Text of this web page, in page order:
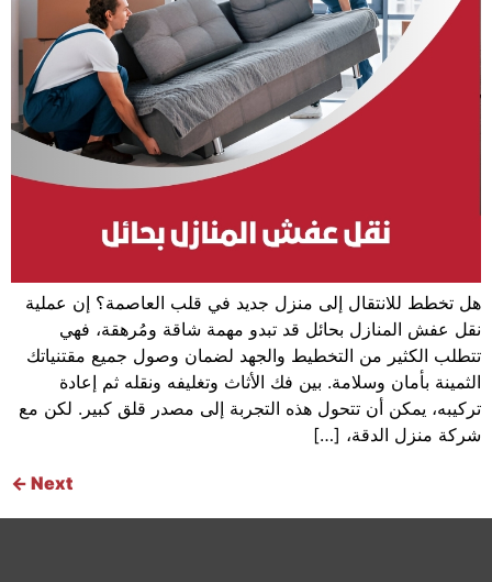
هل تخطط للانتقال إلى منزل جديد في قلب العاصمة؟ إن عملية
نقل عفش المنازل بحائل قد تبدو مهمة شاقة ومُرهقة، فهي
تتطلب الكثير من التخطيط والجهد لضمان وصول جميع مقتنياتك
الثمينة بأمان وسلامة. بين فك الأثاث وتغليفه ونقله ثم إعادة
تركيبه، يمكن أن تتحول هذه التجربة إلى مصدر قلق كبير. لكن مع
شركة منزل الدقة، […]
Next
←